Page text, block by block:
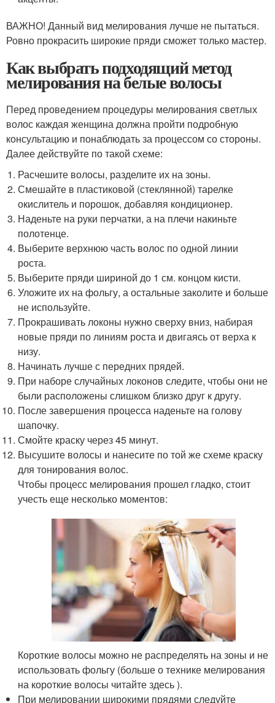
ВАЖНО! Данный вид мелирования лучше не пытаться.
Ровно прокрасить широкие пряди сможет только мастер.
Как выбрать подходящий метод
мелирования на белые волосы
Перед проведением процедуры мелирования светлых
волос каждая женщина должна пройти подробную
консультацию и понаблюдать за процессом со стороны.
Далее действуйте по такой схеме:
Расчешите волосы, разделите их на зоны.
Смешайте в пластиковой (стеклянной) тарелке
окислитель и порошок, добавляя кондиционер.
Наденьте на руки перчатки, а на плечи накиньте
полотенце.
Выберите верхнюю часть волос по одной линии
роста.
Выберите пряди шириной до 1 см. концом кисти.
Уложите их на фольгу, а остальные заколите и больше
не используйте.
Прокрашивать локоны нужно сверху вниз, набирая
новые пряди по линиям роста и двигаясь от верха к
низу.
Начинать лучше с передних прядей.
При наборе случайных локонов следите, чтобы они не
были расположены слишком близко друг к другу.
После завершения процесса наденьте на голову
шапочку.
Смойте краску через 45 минут.
Высушите волосы и нанесите по той же схеме краску
для тонирования волос.
Чтобы процесс мелирования прошел гладко, стоит
учесть еще несколько моментов:
Короткие волосы можно не распределять на зоны и не
использовать фольгу (больше о технике мелирования
на короткие волосы читайте здесь ).
При мелировании широкими прядями следуйте